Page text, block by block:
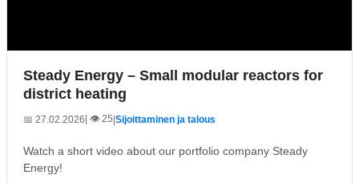
Steady Energy – Small modular reactors for
district heating
📅 27.02.2026| 👁️ 25 Sijoittaminen ja talous
Watch a short video about our portfolio company Steady
Energy!